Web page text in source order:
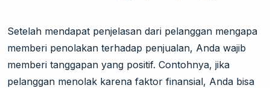
Setelah mendapat penjelasan dari pelanggan mengapa
memberi penolakan terhadap penjualan, Anda wajib
memberi tanggapan yang positif. Contohnya, jika
pelanggan menolak karena faktor finansial, Anda bisa